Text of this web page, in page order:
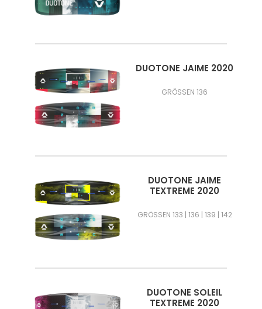
DUOTONE JAIME 2020
GRÖSSEN 136
DUOTONE JAIME
TEXTREME 2020
GRÖSSEN 133 | 136 | 139 | 142
DUOTONE SOLEIL
TEXTREME 2020